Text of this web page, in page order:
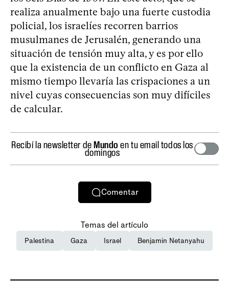
realiza anualmente bajo una fuerte custodia
policial, los israelíes recorren barrios
musulmanes de Jerusalén, generando una
situación de tensión muy alta, y es por ello
que la existencia de un conflicto en Gaza al
mismo tiempo llevaría las crispaciones a un
nivel cuyas consecuencias son muy difíciles
de calcular.
Recibí la newsletter deMundo en tu email todos los
domingos
Comentar
Temas del artículo
Palestina Gaza Israel Benjamin Netanyahu